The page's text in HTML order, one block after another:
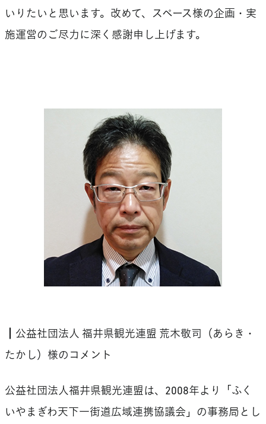
いりたいと思います。改めて、スペース様の企画・実
施運営のご尽力に深く感謝申し上げます。
┃公益社団法人 福井県観光連盟 荒木敬司（あらき・
たかし）様のコメント
公益社団法人福井県観光連盟は、2008年より「ふく
いやまぎわ天下一街道広域連携協議会」の事務局とし